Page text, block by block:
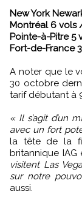
New York
Montréal 6 vols
Pointe-à-Pitre 5
Fort-de-France
A noter que le
30 octobre
tarif débutant à
« Il s’agit d’un
avec un fort
la tête de la
britannique IAG
visitent Las
sur notre
aussi.